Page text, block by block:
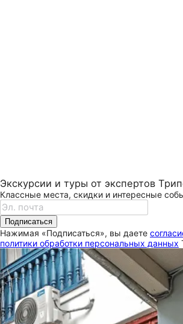
Экскурсии и туры от экспертов
Классные места, скидки и интересные
Подписаться
Нажимая «Подписаться», вы даете
политики обработки персональных данных